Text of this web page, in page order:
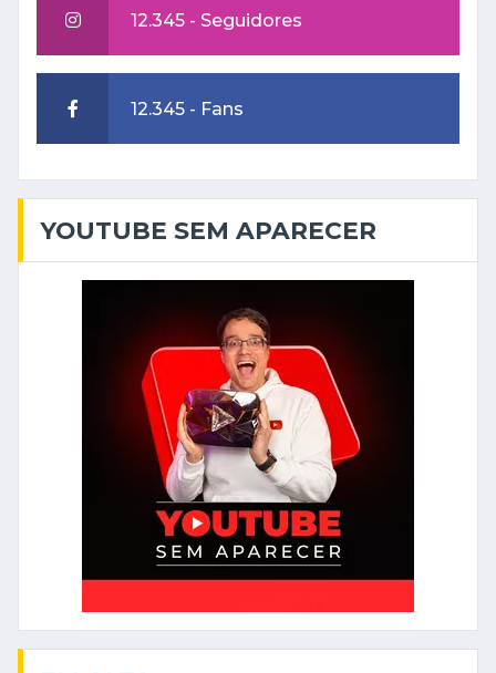
12.345 - Seguidores
12.345 - Fans
YOUTUBE SEM APARECER